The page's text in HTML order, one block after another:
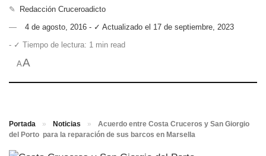
✎
Redacción Cruceroadicto
4 de agosto, 2016 - ✓ Actualizado el 17 de septiembre, 2023
- ✓ Tiempo de lectura: 1 min read
AA
Portada » Noticias »
Acuerdo entre Costa Cruceros y San Giorgio
del Porto para la reparación de sus barcos en Marsella